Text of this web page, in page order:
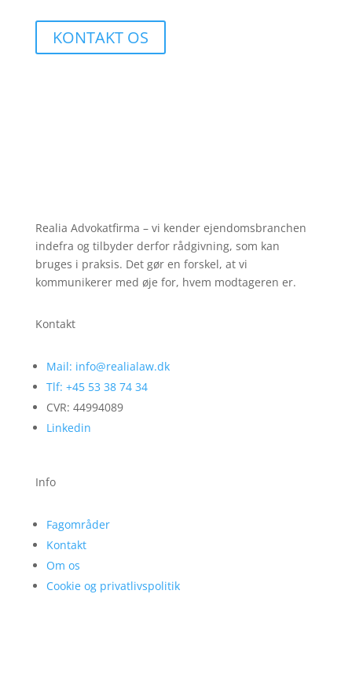
KONTAKT OS
Realia Advokatfirma – vi kender ejendomsbranchen
indefra og tilbyder derfor rådgivning, som kan
bruges i praksis. Det gør en forskel, at vi
kommunikerer med øje for, hvem modtageren er.
Kontakt
Mail: info@realialaw.dk
Tlf: +45 53 38 74 34
CVR: 44994089
Linkedin
Info
Fagområder
Kontakt
Om os
Cookie og privatlivspolitik